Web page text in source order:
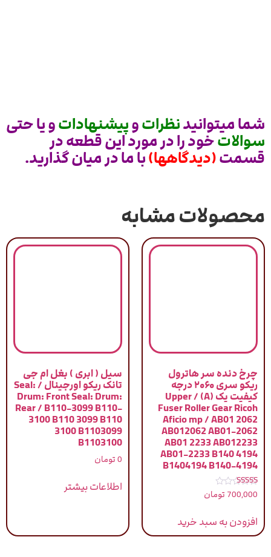
شما میتوانیدنظراتوپیشنهاداتو یا حتی
سوالاتخود را در مورد این قطعه در
قسمت(دیدگاهها)با ما در میان گذارید.
محصولات مشابه
چرخ دنده سر هاترول
ریکو سری ۲۰۶۰ درجه
کیفیت یک (A) / Upper
Fuser Roller Gear Ricoh
Aficio mp / AB01 2062
AB012062 AB01-2062
AB01 2233 AB012233
AB01-2233 B140 4194
B1404194 B140-4194
نمره
5.00
700,000 تومان
افزودن به سبد خرید
سیل ( ابری ) بغل ام جی
تانک ریکو اورجینال / Seal:
Drum: Front Seal: Drum:
Rear / B110-3099 B110-
3100 B110 3099 B110
3100 B1103099
B1103100
0 تومان
اطلاعات بیشتر